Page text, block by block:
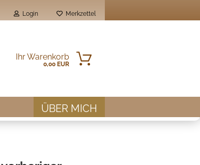
Login Merkzettel
Ihr Warenkorb
0,00 EUR
ÜBER MICH